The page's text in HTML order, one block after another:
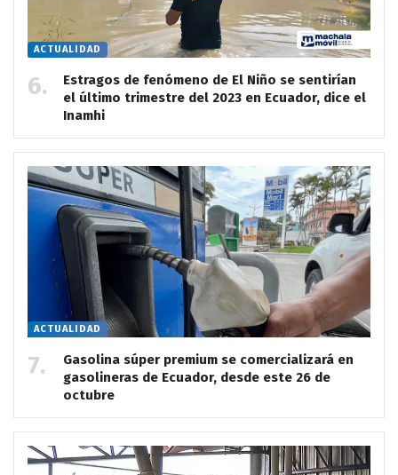
ACTUALIDAD
Estragos de fenómeno de El Niño se sentirían
el último trimestre del 2023 en Ecuador, dice el
Inamhi
ACTUALIDAD
Gasolina súper premium se comercializará en
gasolineras de Ecuador, desde este 26 de
octubre